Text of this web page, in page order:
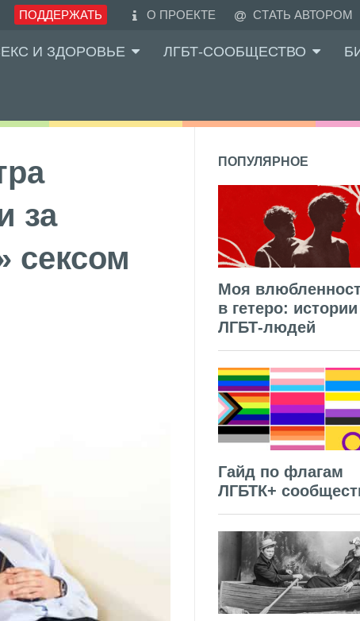
ПОДДЕРЖАТЬ О ПРОЕКТЕ СТАТЬ АВТОРОМ
И ЗДОРОВЬЕ ЛГБТ-СООБЩЕСТВО
за
сексом
ПОПУЛЯРНОЕ
Моя
в гетеро: истории
ЛГБТ-людей
Гайд по флагам
ЛГБТК+